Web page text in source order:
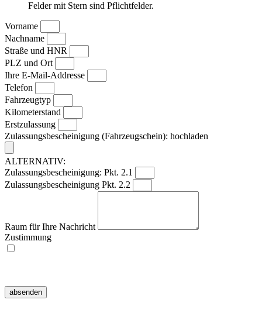
Felder mit Stern sind Pflichtfelder.
Vorname
Nachname
Straße und HNR
PLZ und Ort
Ihre E-Mail-Addresse
Telefon
Fahrzeugtyp
Kilometerstand
Erstzulassung
Zulassungsbescheinigung (Fahrzeugschein): hochladen
ALTERNATIV:
Zulassungsbescheinigung: Pkt. 2.1
Zulassungsbescheinigung Pkt. 2.2
Raum für Ihre Nachricht
Zustimmung
absenden